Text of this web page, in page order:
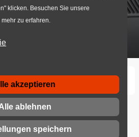
klicken. Besuchen Sie unsere
zu erfahren.
akzeptieren
ablehnen
speichern
Winterreifen